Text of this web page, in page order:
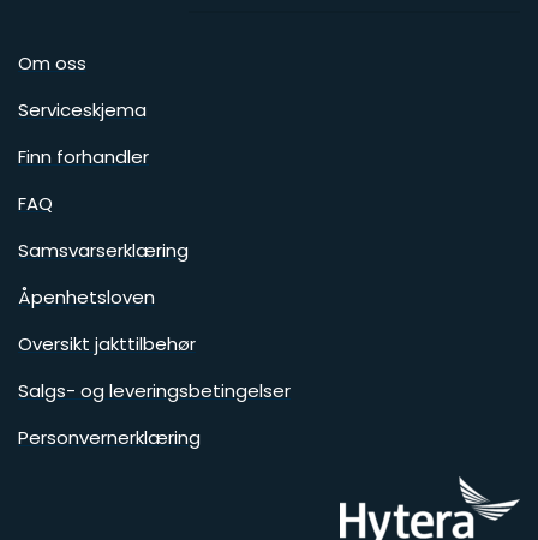
Om oss
Serviceskjema
Finn forhandler
FAQ
Samsvarserklæring
Åpenhetsloven
Oversikt jakttilbehør
Salgs- og leveringsbetingelser
Personvernerklæring